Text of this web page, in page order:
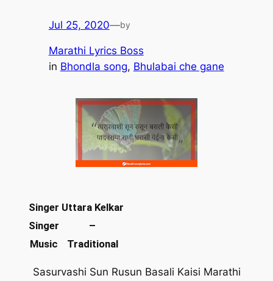
Jul 25, 2020—by
Marathi Lyrics Boss
in Bhondla song, Bhulabai che gane
Singer Uttara Kelkar
Singer
–
Music
Traditional
Sasurvashi Sun Rusun Basali Kaisi Marathi